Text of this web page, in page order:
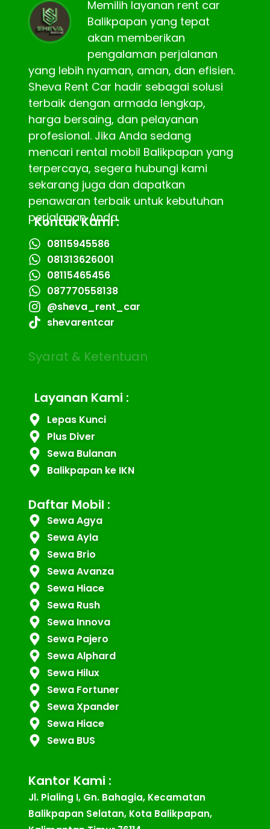
Memilih layanan rent car
Balikpapan yang tepat
akan memberikan
pengalaman perjalanan
yang lebih nyaman, aman, dan efisien.
Sheva Rent Car hadir sebagai solusi
terbaik dengan armada lengkap,
harga bersaing, dan pelayanan
profesional. Jika Anda sedang
mencari rental mobil Balikpapan yang
terpercaya, segera hubungi kami
sekarang juga dan dapatkan
penawaran terbaik untuk kebutuhan
perjalanan Anda.
Kontak Kami :
08115945586
081313626001
08115465456
087770558138
@sheva_rent_car
shevarentcar
Syarat & Ketentuan
Layanan Kami :
Lepas Kunci
Plus Diver
Sewa Bulanan
Balikpapan ke IKN
Daftar Mobil :
Sewa Agya
Sewa Ayla
Sewa Brio
Sewa Avanza
Sewa Hiace
Sewa Rush
Sewa Innova
Sewa Pajero
Sewa Alphard
Sewa Hilux
Sewa Fortuner
Sewa Xpander
Sewa Hiace
Sewa BUS
Kantor Kami :
Jl. Pialing I, Gn. Bahagia, Kecamatan
Balikpapan Selatan, Kota Balikpapan,